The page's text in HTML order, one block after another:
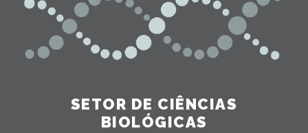
SETOR DE CIÊNCIAS
BIOLÓGICAS